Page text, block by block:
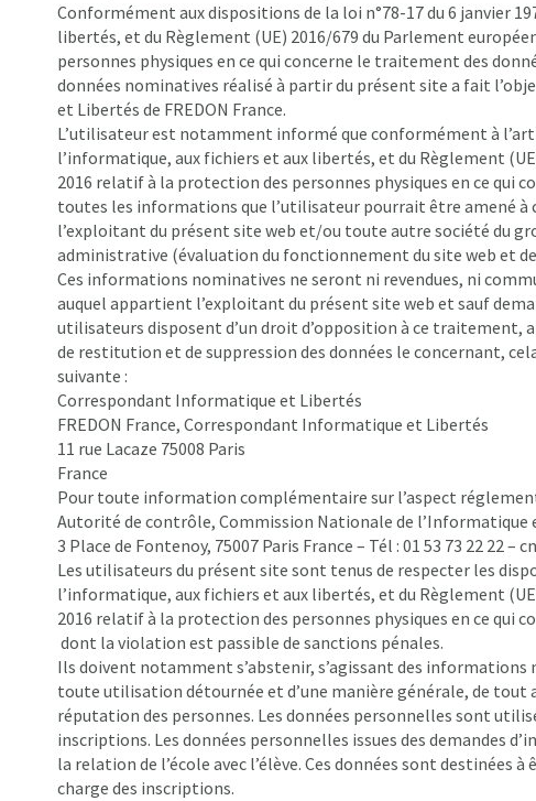
Conformément aux dispositions de la loi n°78-17 du 6 janvier
libertés, et du Règlement (UE) 2016/679 du Parlement
personnes physiques en ce qui concerne le traitement des
données nominatives réalisé à partir du présent site a fait
et Libertés de FREDON France.
L’utilisateur est notamment informé que conformément à
l’informatique, aux fichiers et aux libertés, et du Règlement
2016 relatif à la protection des personnes physiques en ce qui
toutes les informations que l’utilisateur pourrait être amené
l’exploitant du présent site web et/ou toute autre société du
administrative (évaluation du fonctionnement du site web et
Ces informations nominatives ne seront ni revendues, ni
auquel appartient l’exploitant du présent site web et sauf
utilisateurs disposent d’un droit d’opposition à ce traitement,
de restitution et de suppression des données le concernant,
suivante :
Correspondant Informatique et Libertés
FREDON France, Correspondant Informatique et Libertés
11 rue Lacaze 75008 Paris
France
Pour toute information complémentaire sur l’aspect
Autorité de contrôle, Commission Nationale de l’Informatique
3 Place de Fontenoy, 75007 Paris France – Tél : 01 53 73 22 22 –
Les utilisateurs du présent site sont tenus de respecter les
l’informatique, aux fichiers et aux libertés, et du Règlement
2016 relatif à la protection des personnes physiques en ce qui
dont la violation est passible de sanctions pénales.
Ils doivent notamment s’abstenir, s’agissant des
toute utilisation détournée et d’une manière générale, de
réputation des personnes. Les données personnelles sont
inscriptions. Les données personnelles issues des demandes
la relation de l’école avec l’élève. Ces données sont destinées
charge des inscriptions.